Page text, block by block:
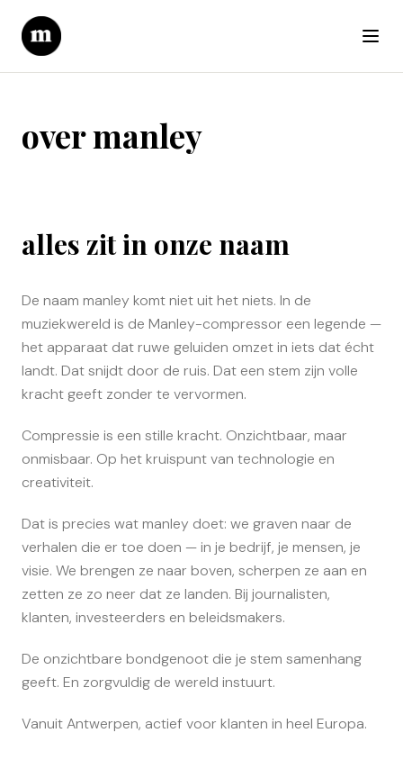
over manley— pr and
alles zit in onze naam
De naam manley komt niet uit het niets. In de
muziekwereld is de Manley-compressor een legende —
het apparaat dat ruwe geluiden omzet in iets dat écht
landt. Dat snijdt door de ruis. Dat een stem zijn volle
kracht geeft zonder te vervormen.
Compressie is een stille kracht. Onzichtbaar, maar
onmisbaar. Op het kruispunt van technologie en
creativiteit.
Dat is precies wat manley doet: we graven naar de
verhalen die er toe doen — in je bedrijf, je mensen, je
visie. We brengen ze naar boven, scherpen ze aan en
zetten ze zo neer dat ze landen. Bij journalisten,
klanten, investeerders en beleidsmakers.
De onzichtbare bondgenoot die je stem samenhang
geeft. En zorgvuldig de wereld instuurt.
Vanuit Antwerpen, actief voor klanten in heel Europa.